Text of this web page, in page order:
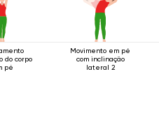
do corpo
pé
Movimento em pé
com inclinação
lateral 2